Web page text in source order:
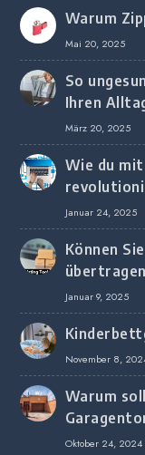
Warum
Mai 20, 2025
So
Ihren
März 20, 2025
Wie du
Januar 24, 2025
Können
Januar 9, 2025
November 8,
Warum
Oktober 24, 2024